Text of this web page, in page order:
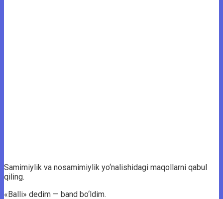
Samimiylik va nosamimiylik yo‘nalishidagi maqollarni qabul
qiling.
«Balli» dedim — band bo‘ldim.